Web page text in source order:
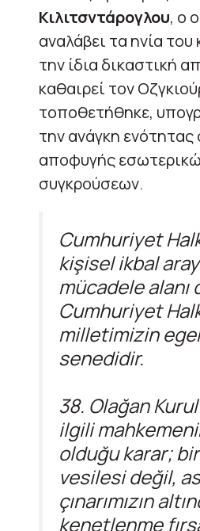
Κιλιτσντάρογλου, ο
αναλάβει τα ηνία
την ίδια δικαστική
καθαιρεί τον
τοποθετήθηκε,
την ανάγκη ενότητας
αποφυγής
συγκρούσεων.
Cumhuriyet
kişisel ikbal
mücadele alanı
Cumhuriyet
milletimizin
senedidir.
38. Olağan
ilgili
olduğu karar;
vesilesi değil,
çınarımızın
kenetlenme